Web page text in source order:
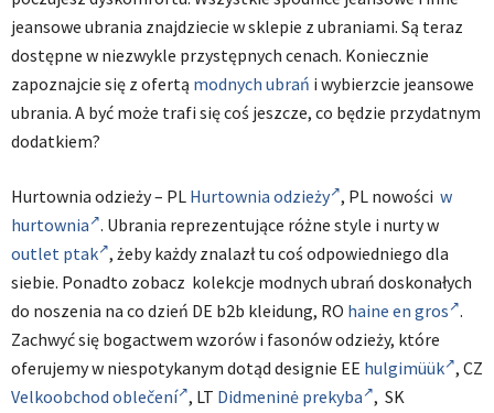
jeansowe ubrania znajdziecie w sklepie z ubraniami. Są teraz
dostępne w niezwykle przystępnych cenach. Koniecznie
zapoznajcie się z ofertą modnych ubrań i wybierzcie jeansowe
ubrania. A być może trafi się coś jeszcze, co będzie przydatnym
dodatkiem?
Hurtownia odzieży – PL Hurtownia odzieży , PL nowości w
hurtownia . Ubrania reprezentujące różne style i nurty w
outlet ptak , żeby każdy znalazł tu coś odpowiedniego dla
siebie. Ponadto zobacz kolekcje modnych ubrań doskonałych
do noszenia na co dzień DE b2b kleidung, RO haine en gros .
Zachwyć się bogactwem wzorów i fasonów odzieży, które
oferujemy w niespotykanym dotąd designie EE hulgimüük , CZ
Velkoobchod oblečení , LT Didmeninė prekyba , SK